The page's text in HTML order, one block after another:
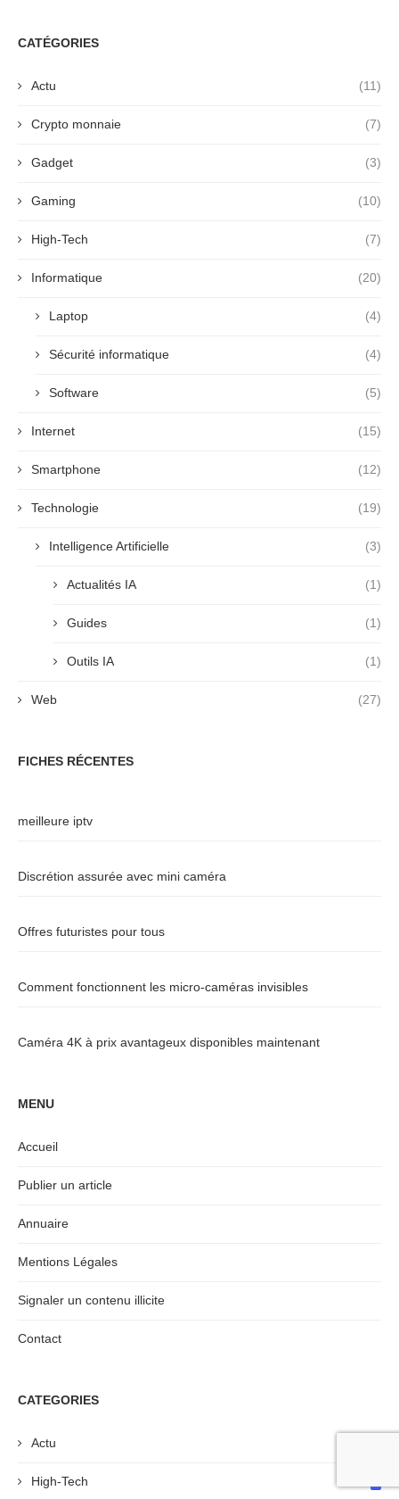
CATÉGORIES
Actu (11)
Crypto monnaie (7)
Gadget (3)
Gaming (10)
High-Tech (7)
Informatique (20)
Laptop (4)
Sécurité informatique (4)
Software (5)
Internet (15)
Smartphone (12)
Technologie (19)
Intelligence Artificielle (3)
Actualités IA (1)
Guides (1)
Outils IA (1)
Web (27)
FICHES RÉCENTES
meilleure iptv
Discrétion assurée avec mini caméra
Offres futuristes pour tous
Comment fonctionnent les micro-caméras invisibles
Caméra 4K à prix avantageux disponibles maintenant
MENU
Accueil
Publier un article
Annuaire
Mentions Légales
Signaler un contenu illicite
Contact
CATEGORIES
Actu
High-Tech